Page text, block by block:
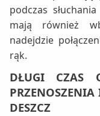
podczas
mają również
nadejdzie
rąk.
DŁUGI CZAS
DESZCZ